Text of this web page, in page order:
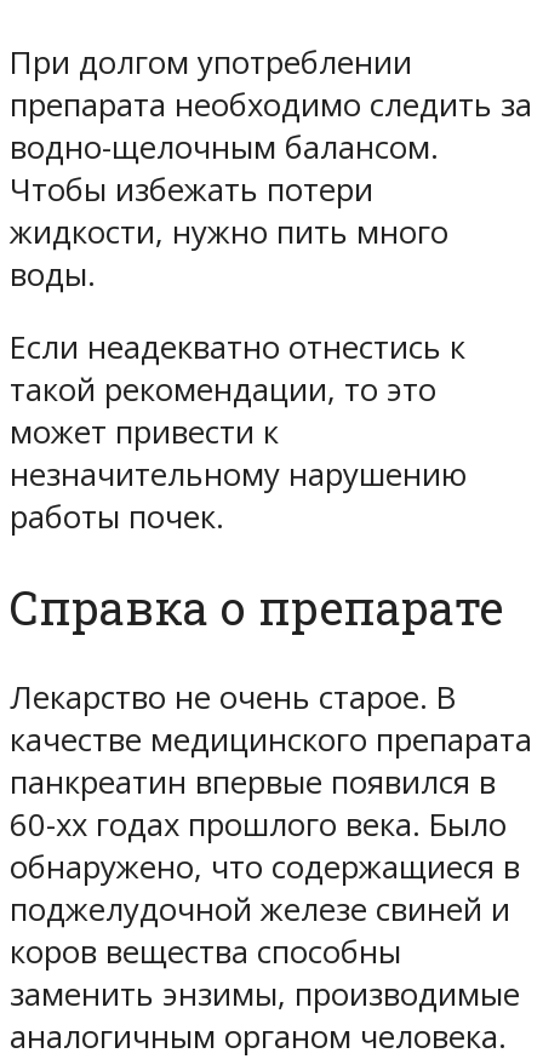
При долгом употреблении
препарата необходимо следить за
водно-щелочным балансом.
Чтобы избежать потери
жидкости, нужно пить много
воды.
Если неадекватно отнестись к
такой рекомендации, то это
может привести к
незначительному нарушению
работы почек.
Справка о препарате
Лекарство не очень старое. В
качестве медицинского препарата
панкреатин впервые появился в
60-хх годах прошлого века. Было
обнаружено, что содержащиеся в
поджелудочной железе свиней и
коров вещества способны
заменить энзимы, производимые
аналогичным органом человека.